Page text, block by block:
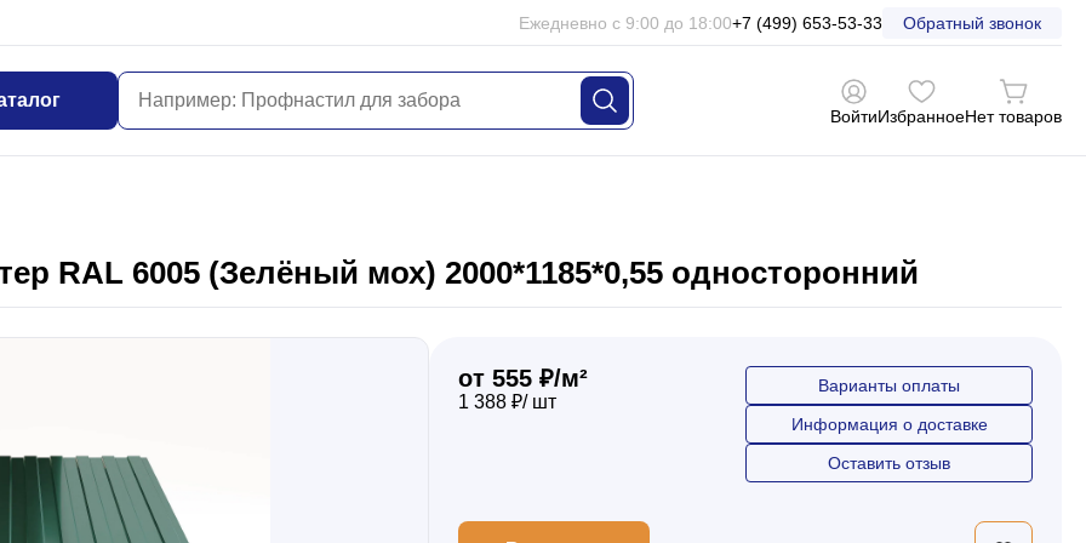
Ежедневно с 9:00 до 18:00+7 (499) 653-53-33 Обратный звонок
ВойтиИзбранноеНет товаров
RAL 6005 (Зелёный мох) 2000*1185*0,55 односторонний
от 555 ₽/м²
1 388 ₽/ шт
Варианты оплаты
Информация о доставке
Оставить отзыв